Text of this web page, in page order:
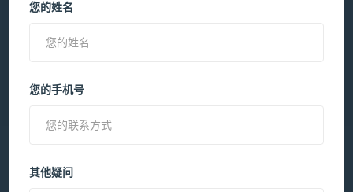
您的姓名
您的手机号
其他疑问